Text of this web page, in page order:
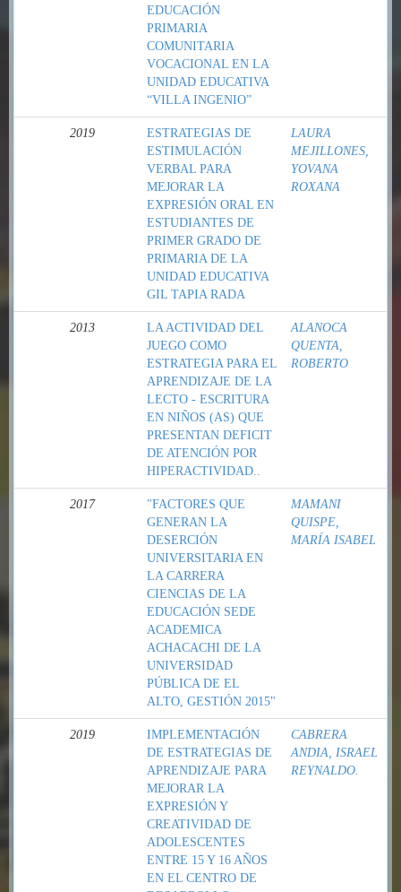
EDUCACIÓN
PRIMARIA
COMUNITARIA
VOCACIONAL EN LA
UNIDAD EDUCATIVA
“VILLA INGENIO”
2019
ESTRATEGIAS DE
ESTIMULACIÓN
VERBAL PARA
MEJORAR LA
EXPRESIÓN ORAL EN
ESTUDIANTES DE
PRIMER GRADO DE
PRIMARIA DE LA
UNIDAD EDUCATIVA
GIL TAPIA RADA
LAURA
MEJILLONES,
YOVANA
ROXANA
2013
LA ACTIVIDAD DEL
JUEGO COMO
ESTRATEGIA PARA EL
APRENDIZAJE DE LA
LECTO - ESCRITURA
EN NIÑOS (AS) QUE
PRESENTAN DEFICIT
DE ATENCIÓN POR
HIPERACTIVIDAD..
ALANOCA
QUENTA,
ROBERTO
2017
"FACTORES QUE
GENERAN LA
DESERCIÓN
UNIVERSITARIA EN
LA CARRERA
CIENCIAS DE LA
EDUCACIÓN SEDE
ACADEMICA
ACHACACHI DE LA
UNIVERSIDAD
PÚBLICA DE EL
ALTO, GESTIÓN 2015"
MAMANI
QUISPE,
MARÍA ISABEL
2019
IMPLEMENTACIÓN
DE ESTRATEGIAS DE
APRENDIZAJE PARA
MEJORAR LA
EXPRESIÓN Y
CREATIVIDAD DE
ADOLESCENTES
ENTRE 15 Y 16 AÑOS
EN EL CENTRO DE
CABRERA
ANDIA, ISRAEL
REYNALDO.